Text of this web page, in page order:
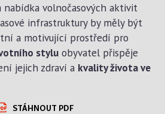
nabídka volnočasových aktivit
infrastruktury by měly být
a motivující prostředí pro
stylu obyvatel přispěje
jejich zdraví a kvality života ve
STÁHNOUT PDF